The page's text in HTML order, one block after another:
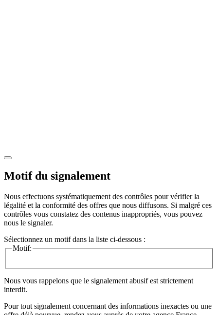
Motif du signalement
Nous effectuons systématiquement des contrôles pour vérifier la
légalité et la conformité des offres que nous diffusons. Si malgré ces
contrôles vous constatez des contenus inappropriés, vous pouvez
nous le signaler.
Sélectionnez un motif dans la liste ci-dessous :
Motif:
Nous vous rappelons que le signalement abusif est strictement
interdit.
Pour tout signalement concernant des informations inexactes ou une